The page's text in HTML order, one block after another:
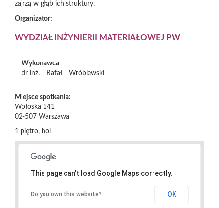
zajrzą w głąb ich struktury.
Organizator:
WYDZIAŁ INŻYNIERII MATERIAŁOWEJ PW
Wykonawca
dr inż.
Rafał Wróblewski
Miejsce spotkania:
Wołoska 141
02-507 Warszawa
1 piętro, hol
This page can't load Google Maps correctly.
Do you own this website? OK